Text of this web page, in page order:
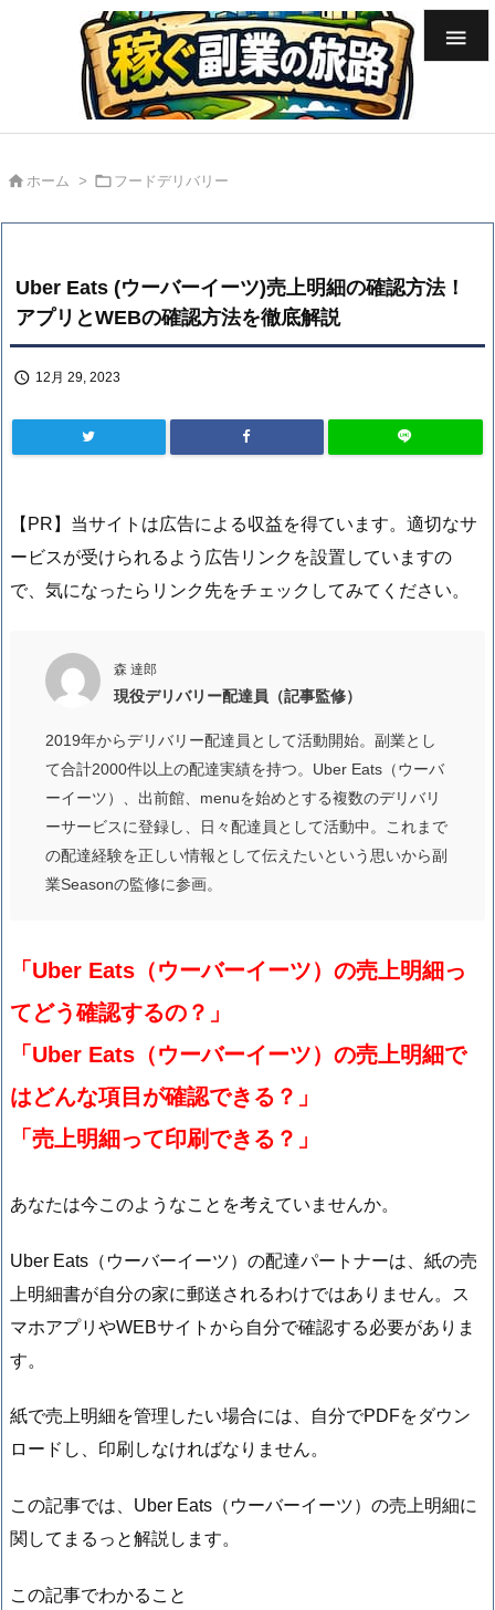

 ホーム >  フードデリバリー
Uber Eats (ウーバーイーツ)売上明細の確認方法！
アプリとWEBの確認方法を徹底解説
 12月 29, 2023
【PR】当サイトは広告による収益を得ています。適切なサ
ービスが受けられるよう広告リンクを設置していますの
で、気になったらリンク先をチェックしてみてください。
森 達郎
現役デリバリー配達員（記事監修）
2019年からデリバリー配達員として活動開始。副業とし
て合計2000件以上の配達実績を持つ。Uber Eats（ウーバ
ーイーツ）、出前館、menuを始めとする複数のデリバリ
ーサービスに登録し、日々配達員として活動中。これまで
の配達経験を正しい情報として伝えたいという思いから副
業Seasonの監修に参画。
「Uber Eats（ウーバーイーツ）の売上明細っ
てどう確認するの？」
「Uber Eats（ウーバーイーツ）の売上明細で
はどんな項目が確認できる？」
「売上明細って印刷できる？」
あなたは今このようなことを考えていませんか。
Uber Eats（ウーバーイーツ）の配達パートナーは、紙の売
上明細書が自分の家に郵送されるわけではありません。ス
マホアプリやWEBサイトから自分で確認する必要がありま
す。
紙で売上明細を管理したい場合には、自分でPDFをダウン
ロードし、印刷しなければなりません。
この記事では、Uber Eats（ウーバーイーツ）の売上明細に
関してまるっと解説します。
この記事でわかること